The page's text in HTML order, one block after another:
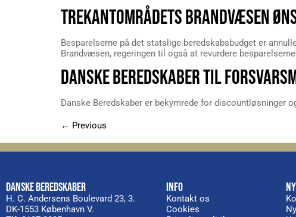
TREKANTOMRÅDETS BRANDVÆSEN
Besparelserne på det statslige beredskabsbudget er
Brandvæsen, regeringen til også at revurdere
DANSKE BEREDSKABER TIL
Danske Beredskaber er bekymrede for discountløsninger
← Previous
DANSKE BEREDSKABER
H. C. Andersens Boulevard 23, 3.
DK-1553 København V.
INFO
Kontakt os
Cookies